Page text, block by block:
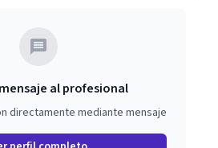
al profesional
directamente mediante mensaje